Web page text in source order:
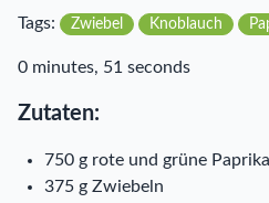
Tags: Zwiebel Knoblauch
0 minutes, 51 seconds
Zutaten:
750 g rote und grüne
375 g Zwiebeln